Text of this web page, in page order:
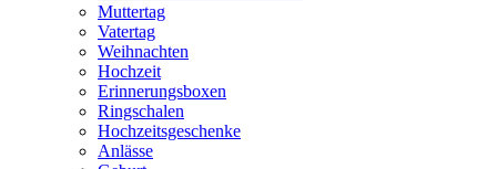
Muttertag
Vatertag
Weihnachten
Hochzeit
Erinnerungsboxen
Ringschalen
Hochzeitsgeschenke
Anlässe